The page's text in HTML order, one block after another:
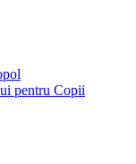
pentru Copii